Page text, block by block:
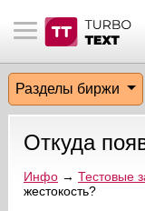
материалы
биржи
пользователи
эфир
сообщения
по форуму
Разделы биржи
Откуда
Инфо→ Тестовые
жестокость?